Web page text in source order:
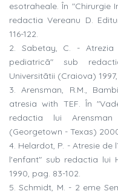
esotraheale. În "Chirurgie
redactia Vereanu D.
116-122.
2. Sabetay, C. -
pediatricã" sub
Universitãtii (Craiova)
3. Arensman, R.M.,
atresia with TEF. În
redactia lui
(Georgetown - Texas)
4. Helardot, P. - Atresie de
l'enfant" sub redactia lui
1990, pag. 83-102.
5. Schmidt, M. - 2 eme